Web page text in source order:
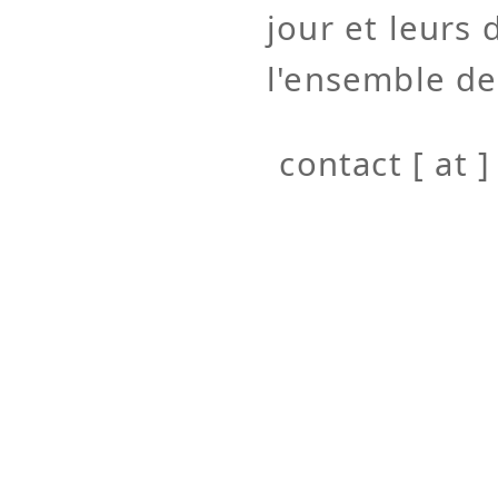
jour et leurs
l'ensemble
contact [ at